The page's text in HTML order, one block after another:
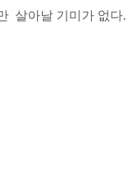
살아날 기미가 없다.